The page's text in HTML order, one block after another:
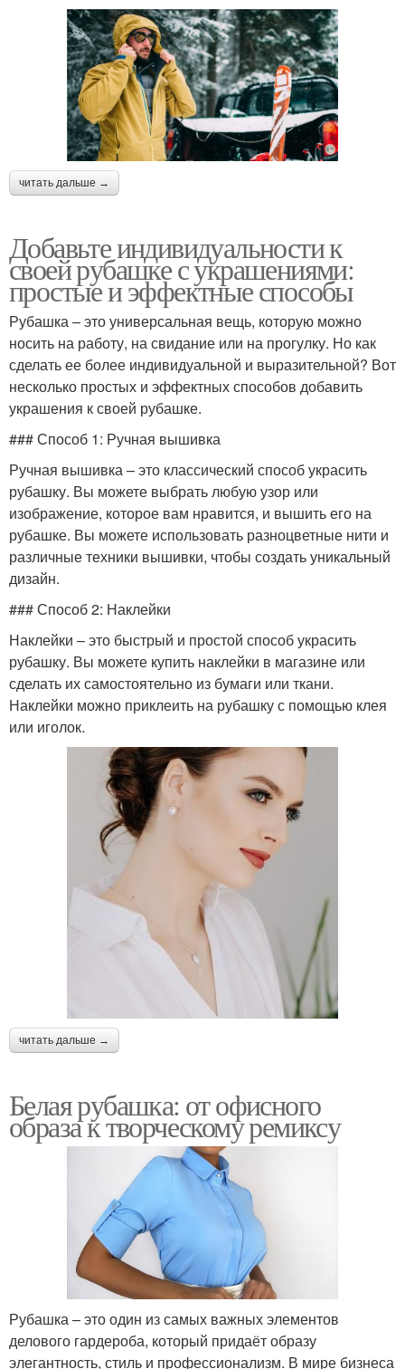
читать дальше →
Добавьте индивидуальности к
своей рубашке с украшениями:
простые и эффектные способы
Рубашка – это универсальная вещь, которую можно
носить на работу, на свидание или на прогулку. Но как
сделать ее более индивидуальной и выразительной? Вот
несколько простых и эффектных способов добавить
украшения к своей рубашке.
### Способ 1: Ручная вышивка
Ручная вышивка – это классический способ украсить
рубашку. Вы можете выбрать любую узор или
изображение, которое вам нравится, и вышить его на
рубашке. Вы можете использовать разноцветные нити и
различные техники вышивки, чтобы создать уникальный
дизайн.
### Способ 2: Наклейки
Наклейки – это быстрый и простой способ украсить
рубашку. Вы можете купить наклейки в магазине или
сделать их самостоятельно из бумаги или ткани.
Наклейки можно приклеить на рубашку с помощью клея
или иголок.
читать дальше →
Белая рубашка: от офисного
образа к творческому ремиксу
Рубашка – это один из самых важных элементов
делового гардероба, который придаёт образу
элегантность, стиль и профессионализм. В мире бизнеса